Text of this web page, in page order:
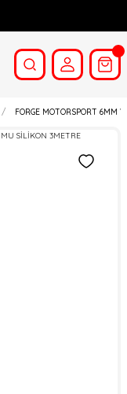
FORGE MOTORSPORT 6MM